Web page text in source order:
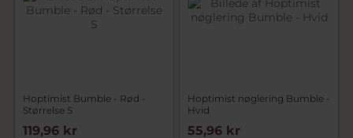
Hoptimist Bumble - Rød -
Størrelse S
119,96 kr
Hoptimist nøglering Bumble -
Hvid
55,96 kr